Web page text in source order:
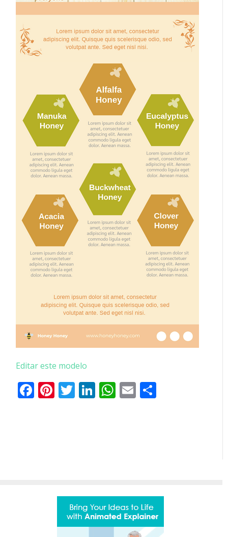
Editar este modelo
Facebook
Pinterest
Twitter
LinkedIn
WhatsApp
Email